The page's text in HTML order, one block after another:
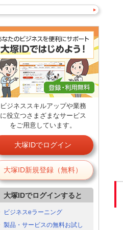
ビジネススキルアップや業務
に役立つさまざまなサービス
をご用意しています。
大塚IDでログイン
大塚ID新規登録（無料）
大塚IDでログインすると
ビジネスeラーニング
製品・サービスの無料お試し